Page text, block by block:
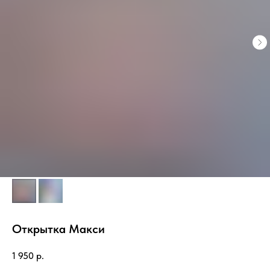
Открытка Макси
1 950 р.